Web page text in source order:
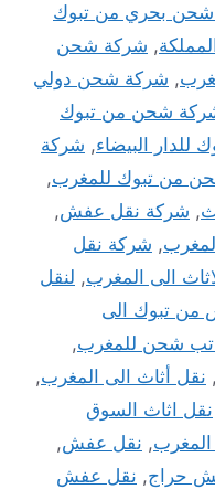
بحري من تبوك
, شركة شحن
, شركة شحن دولي
شحن من تبوك
البيضاء, شركة
من تبوك للمغرب,
, شركة نقل عفش,
, شركة نقل
الى المغرب, لنقل
من تبوك الى
شحن للمغرب,
, نقل أثاث الى المغرب,
نقل اثاث السوق
, نقل عفش,
حراج, نقل عفش